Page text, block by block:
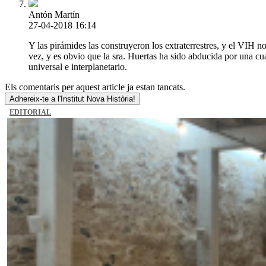
Antón Martín
27-04-2018 16:14
Y las pirámides las construyeron los extraterrestres, y el VIH
vez, y es obvio que la sra. Huertas ha sido abducida por una
universal e interplanetario.
Els comentaris per aquest article ja estan tancats.
Adhereix-te a l'Institut Nova Història!
EDITORIAL